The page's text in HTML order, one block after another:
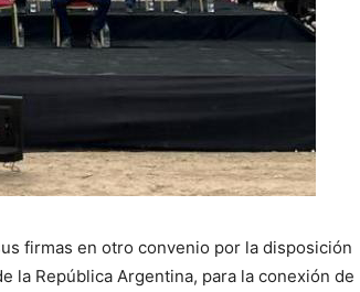
firmas en otro convenio por la disposición
la República Argentina, para la conexión de